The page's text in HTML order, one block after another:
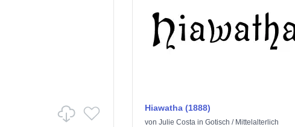
Hiawatha (1888)
von Julie Costain Gotisch / Mittelalterlich